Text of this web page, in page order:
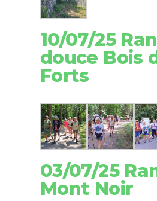
10/07/25
douce Bois
Forts
03/07/25
Mont Noir